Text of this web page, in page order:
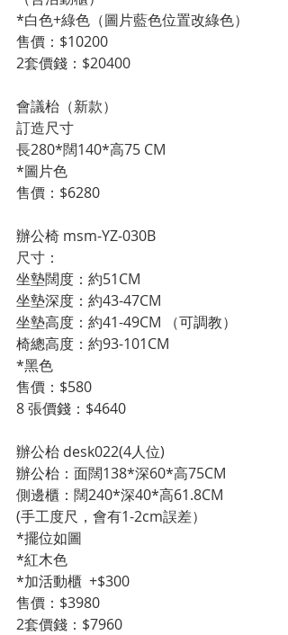
*白色+綠色（圖片藍色位置改綠色）
售價：$10200
2套價錢：$20400
會議枱（新款）
訂造尺寸
長280*闊140*高75 CM
*圖片色
售價：$6280
辦公椅 msm-YZ-030B
尺寸：
坐墊闊度：約51CM
坐墊深度：約43-47CM
坐墊高度：約41-49CM （可調教）
椅總高度：約93-101CM
*黑色
售價：$580
8 張價錢：$4640
辦公枱 desk022(4人位)
辦公枱：面闊138*深60*高75CM
側邊櫃：闊240*深40*高61.8CM
(手工度尺，會有1-2cm誤差）
*擺位如圖
*紅木色
*加活動櫃  +$300
售價：$3980
2套價錢：$7960